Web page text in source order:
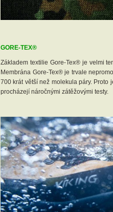
GORE-TEX®
Základem textilie Gore-Tex® je velmi
Membrána Gore-Tex® je trvale
700 krát větší než molekula páry. Proto
procházejí náročnými zátěžovými testy.